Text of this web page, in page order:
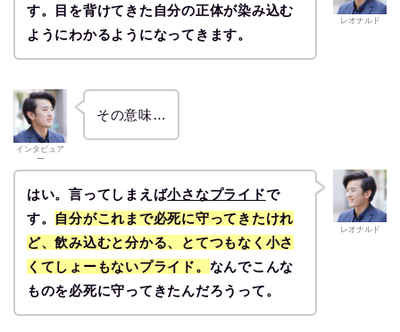
レオナルド
す。目を背けてきた自分の正体が染み込む
ようにわかるようになってきます。
インタビュア
ー
その意味…
レオナルド
はい。言ってしまえば小さなプライドで
す。 自分がこれまで必死に守ってきたけれ
ど、飲み込むと分かる、とてつもなく小さ
くてしょーもないプライド。 なんでこんな
ものを必死に守ってきたんだろうって。